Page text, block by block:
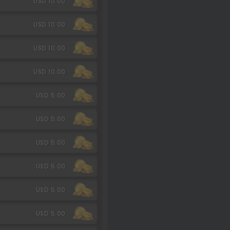
USD 10.00
USD 10.00
USD 10.00
USD 5.00
USD 5.00
USD 5.00
USD 5.00
USD 5.00
USD 5.00